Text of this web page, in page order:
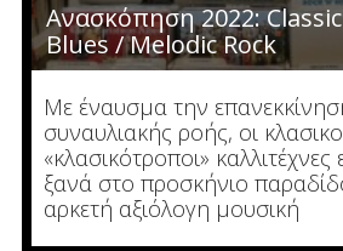
Ανασκόπηση 2022:
Blues / Melodic Rock
Με έναυσμα την
συναυλιακής ροής, οι
«κλασικότροποι»
ξανά στο προσκήνιο
αρκετή αξιόλογη μουσική